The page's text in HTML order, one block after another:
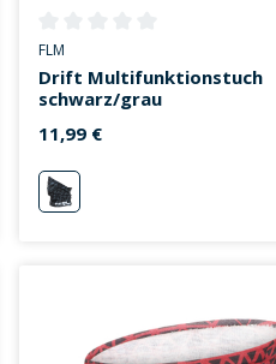
Durchschnittliche Bewertung
FLM
Drift Multifunktionstuch
schwarz/grau
11,99 €
schwarz/grau